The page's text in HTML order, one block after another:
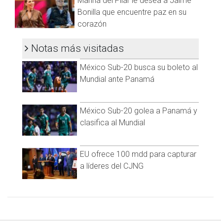
Bonilla que encuentre paz en su
corazón
Notas más visitadas
México Sub-20 busca su boleto al
Mundial ante Panamá
México Sub-20 golea a Panamá y
clasifica al Mundial
EU ofrece 100 mdd para capturar
a líderes del CJNG